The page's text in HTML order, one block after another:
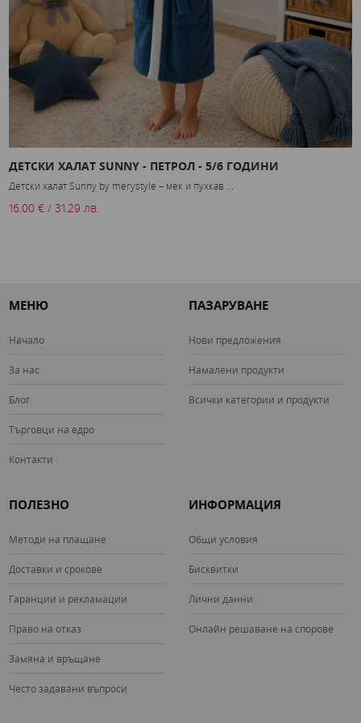
ДЕТСКИ ХАЛАТ SUNNY - ПЕТРОЛ - 5/6 ГОДИНИ
Детски халат Sunny by merystyle – мек и пухкав ...
16.00 € / 31.29 лв.
МЕНЮ
Начало
За нас
Блог
Търговци на едро
Контакти
ПАЗАРУВАНЕ
Нови предложения
Намалени продукти
Всички категории и продукти
ПОЛЕЗНО
Методи на плащане
Доставки и срокове
Гаранции и рекламации
Право на отказ
Замяна и връщане
Често задавани въпроси
ИНФОРМАЦИЯ
Общи условия
Бисквитки
Лични данни
Онлайн решаване на спорове